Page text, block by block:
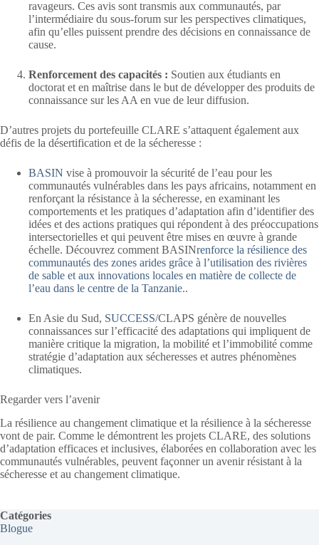
ravageurs. Ces avis sont transmis aux communautés, par
l’intermédiaire du sous-forum sur les perspectives climatiques,
afin qu’elles puissent prendre des décisions en connaissance de
cause.
Renforcement des capacités : Soutien aux étudiants en
doctorat et en maîtrise dans le but de développer des produits de
connaissance sur les AA en vue de leur diffusion.
D’autres projets du portefeuille CLARE s’attaquent également aux
défis de la désertification et de la sécheresse :
BASIN vise à promouvoir la sécurité de l’eau pour les
communautés vulnérables dans les pays africains, notamment en
renforçant la résistance à la sécheresse, en examinant les
comportements et les pratiques d’adaptation afin d’identifier des
idées et des actions pratiques qui répondent à des préoccupations
intersectorielles et qui peuvent être mises en œuvre à grande
échelle. Découvrez comment BASINrenforce la résilience des
communautés des zones arides grâce à l’utilisation des rivières
de sable et aux innovations locales en matière de collecte de
l’eau dans le centre de la Tanzanie..
En Asie du Sud, SUCCESS/CLAPS génère de nouvelles
connaissances sur l’efficacité des adaptations qui impliquent de
manière critique la migration, la mobilité et l’immobilité comme
stratégie d’adaptation aux sécheresses et autres phénomènes
climatiques.
Regarder vers l’avenir
La résilience au changement climatique et la résilience à la sécheresse
vont de pair. Comme le démontrent les projets CLARE, des solutions
d’adaptation efficaces et inclusives, élaborées en collaboration avec les
communautés vulnérables, peuvent façonner un avenir résistant à la
sécheresse et au changement climatique.
Catégories
Blogue